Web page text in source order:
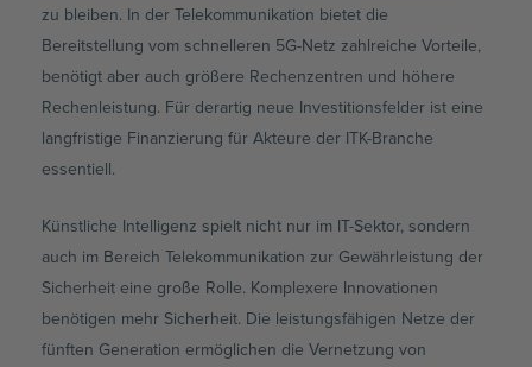
zu bleiben. In der Telekommunikation bietet die
Bereitstellung vom schnelleren 5G-Netz zahlreiche Vorteile,
benötigt aber auch größere Rechenzentren und höhere
Rechenleistung. Für derartig neue Investitionsfelder ist eine
langfristige Finanzierung für Akteure der ITK-Branche
essentiell.
Künstliche Intelligenz spielt nicht nur im IT-Sektor, sondern
auch im Bereich Telekommunikation zur Gewährleistung der
Sicherheit eine große Rolle. Komplexere Innovationen
benötigen mehr Sicherheit. Die leistungsfähigen Netze der
fünften Generation ermöglichen die Vernetzung von